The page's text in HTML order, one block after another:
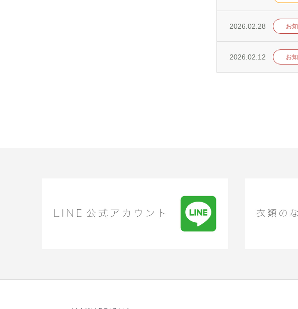
2026.02.28 お
2026.02.12 お